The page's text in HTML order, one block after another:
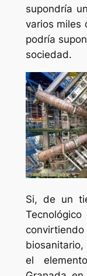
supondría
varios miles
podría
sociedad.
Si, de un
el